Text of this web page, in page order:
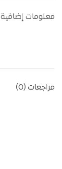
معلومات إضافية
مراجعات (0)